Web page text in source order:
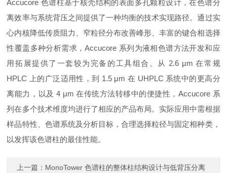
Accucore 色谱柱基于核壳结构的表面多孔颗粒设计，在色谱分
离效率与系统背压之间提供了一种均衡的技术实现路径。通过实
心内核降低传质阻力、窄粒径分布改善峰形、丰富的键合相选择
性覆盖多种分析需求，Accucore 系列为液相色谱方法开发和应
用拓展提供了一套较为完备的工具组合。从 2.6 μm 在常规
HPLC 上的广泛适用性，到 1.5 μm 在 UHPLC 系统中的更高分
离能力，以及 4 μm 在传统方法转移中的便捷性，Accucore 系
列在多个技术维度均进行了相应的产品布局。实际应用中需根据
样品特性、色谱系统及分析目标，合理选择粒径与固定相种类，
以发挥该色谱柱的最佳性能。
上一篇： MonoTower 色谱柱的整体柱结构设计与低背压分离